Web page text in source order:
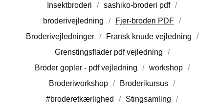
Insektbroderi
sashiko-broderi pdf
broderivejledning
Fjer-broderi PDF
Broderivejledninger
Fransk knude vejledning
Grenstingsflader pdf vejledning
Broder gopler - pdf vejledning
workshop
Broderiworkshop
Broderikursus
#broderetkærlighed
Stingsamling